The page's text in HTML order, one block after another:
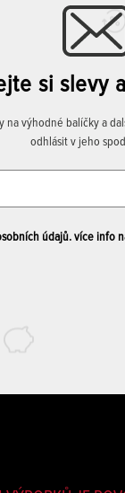
si slevy
výhodné balíčky a
odhlásit v jeho
údajů. více info